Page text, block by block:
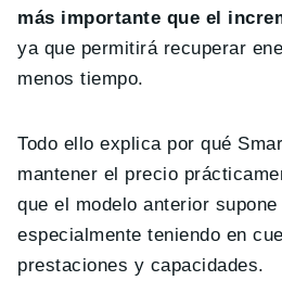
más importante que el
ya que permitirá recuperar
menos tiempo.
Todo ello explica por qué
mantener el precio
que el modelo anterior
especialmente teniendo en
prestaciones y capacidades.